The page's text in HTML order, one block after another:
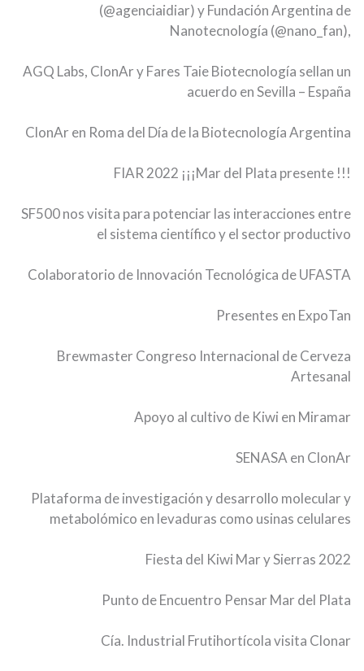
(@agenciaidiar) y Fundación Argentina de
Nanotecnología (@nano_fan),
AGQ Labs, ClonAr y Fares Taie Biotecnología sellan un
acuerdo en Sevilla – España
ClonAr en Roma del Día de la Biotecnología Argentina
FIAR 2022 ¡¡¡Mar del Plata presente !!!
SF500 nos visita para potenciar las interacciones entre
el sistema científico y el sector productivo
Colaboratorio de Innovación Tecnológica de UFASTA
Presentes en ExpoTan
Brewmaster Congreso Internacional de Cerveza
Artesanal
Apoyo al cultivo de Kiwi en Miramar
SENASA en ClonAr
Plataforma de investigación y desarrollo molecular y
metabolómico en levaduras como usinas celulares
Fiesta del Kiwi Mar y Sierras 2022
Punto de Encuentro Pensar Mar del Plata
Cía. Industrial Frutihortícola visita Clonar